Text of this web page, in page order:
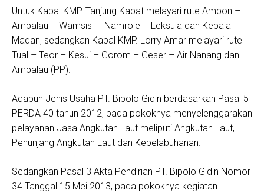
Untuk Kapal KMP. Tanjung Kabat melayari rute Ambon –
Ambalau – Wamsisi – Namrole – Leksula dan Kepala
Madan, sedangkan Kapal KMP. Lorry Amar melayari rute
Tual – Teor – Kesui – Gorom – Geser – Air Nanang dan
Ambalau (PP).
Adapun Jenis Usaha PT. Bipolo Gidin berdasarkan Pasal 5
PERDA 40 tahun 2012, pada pokoknya menyelenggarakan
pelayanan Jasa Angkutan Laut meliputi Angkutan Laut,
Penunjang Angkutan Laut dan Kepelabuhanan.
Sedangkan Pasal 3 Akta Pendirian PT. Bipolo Gidin Nomor
34 Tanggal 15 Mei 2013, pada pokoknya kegiatan